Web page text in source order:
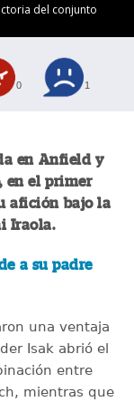
del conjunto
0 1
en Anfield y
en el primer
afición bajo la
Iraola.
a su padre
una ventaja
Isak abrió el
entre
mientras que